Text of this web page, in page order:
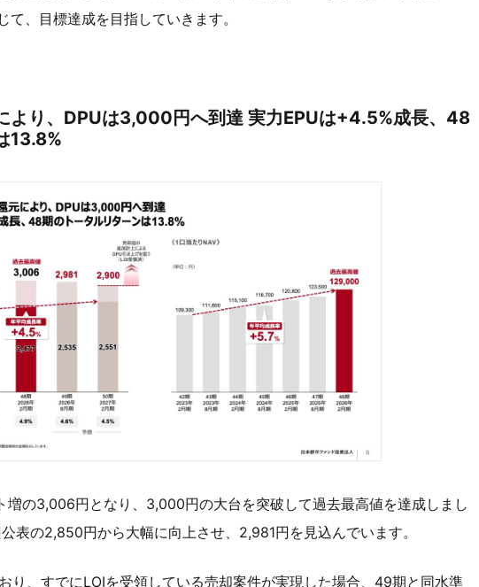
、目標達成を目指していきます。
より、DPUは3,000円へ到達 実力EPUは+4.5%成長、48
13.8%
増の3,006円となり、3,000円の大台を突破して過去最高値を達成しまし
表の2,850円から大幅に向上させ、2,981円を見込んでいます。
り、すでにLOIを受領している売却案件が実現した場合、49期と同水準